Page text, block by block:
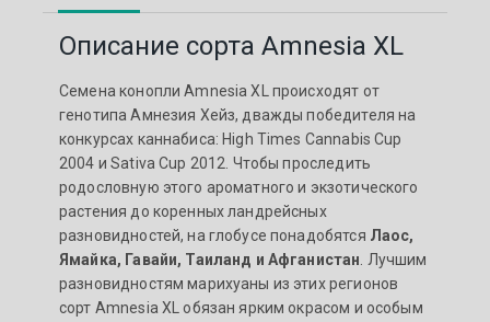
Описание сорта Amnesia XL
Семена конопли Amnesia XL происходят от
генотипа Амнезия Хейз, дважды победителя на
конкурсах каннабиса: High Times Cannabis Cup
2004 и Sativa Cup 2012. Чтобы проследить
родословную этого ароматного и экзотического
растения до коренных ландрейсных
разновидностей, на глобусе понадобятся Лаос,
Ямайка, Гавайи, Таиланд и Афганистан . Лучшим
разновидностям марихуаны из этих регионов
сорт Amnesia XL обязан ярким окрасом и особым